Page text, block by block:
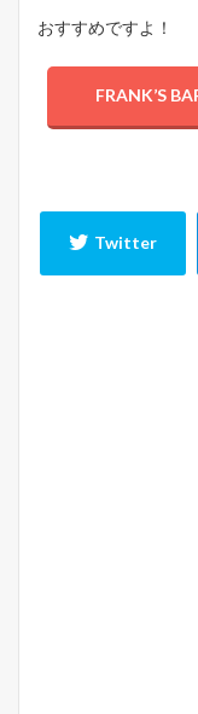
おすすめですよ！
FRANK’S